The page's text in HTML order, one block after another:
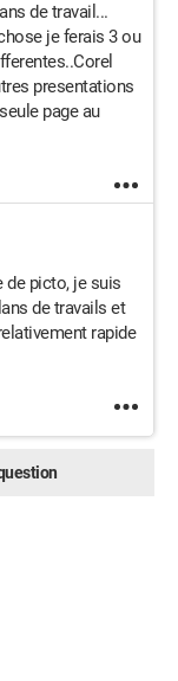
de travail...
je ferais 3 ou
presentations
page au
picto, je suis
de travails et
rapide